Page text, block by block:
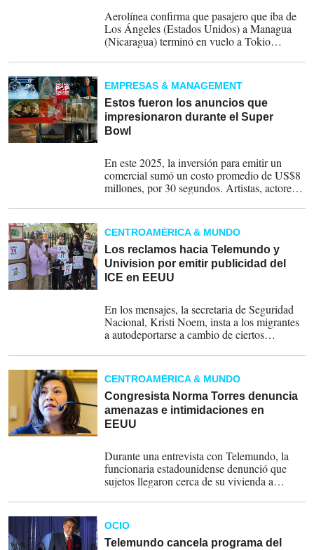
Aerolínea confirma que pasajero que iba de
Los Ángeles (Estados Unidos) a Managua
(Nicaragua) terminó en vuelo a Tokio
error en el aire, no había manera de volver.
EMPRESAS & MANAGEMENT
Estos fueron los anuncios que
impresionaron durante el Super
Bowl
En este 2025, la inversión para emitir un
comercial sumó un costo promedio de US$8
millones, por 30 segundos. Artistas, actores y
protagonistas.
CENTROAMÉRICA & MUNDO
Los reclamos hacia Telemundo y
Univision por emitir publicidad del
ICE en EEUU
En los mensajes, la secretaria de Seguridad
Nacional, Kristi Noem, insta a los migrantes
a autodeportarse a cambio de ciertos
entrar en el país que "ni lo piensen", puesto
que "los criminales no son bienvenidos en
Estados Unidos".
CENTROAMÉRICA & MUNDO
Congresista Norma Torres denuncia
amenazas e intimidaciones en
EEUU
Durante una entrevista con Telemundo, la
funcionaria estadounidense denunció que
sujetos llegaron cerca de su vivienda a
pandilleros', dijo. Denunció que seguidores
del presidente salvadoreño, Nayib Bukele, la
atacan.
OCIO
Telemundo cancela programa del